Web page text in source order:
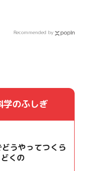
Recommended by
学のふしぎ
うやってつくら
くの